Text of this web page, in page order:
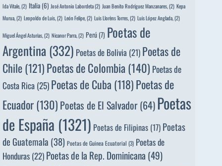
Ida Vitale, (2) Italia (6) José Antonio Labordeta(2) Juan Benito Rodríguez Manzanares, (2) Kepa
Murua, (2) Leopoldo de Luis, (2) León Felipe, (2) Luis Llorèns Torres, (2) Luis López Anglada, (2)
Miguel Ángel Asturias, (2) Nicanor Parra, (2) Perú (7) Poetas de
Argentina (332) Poetas de Bolivia (21) Poetas de
Chile(121)Poetas de Colombia(140) Poetas de
Costa Rica(25)Poetas de Cuba (118)Poetas de
Ecuador(130) Poetas de El Salvador(64)Poetas
de España (1321) Poetas de Filipinas (17) Poetas
de Guatemala (38) Poetas de Guinea Ecuatorial (3) Poetas de
Honduras (22) Poetas de la Rep. Dominicana (49)